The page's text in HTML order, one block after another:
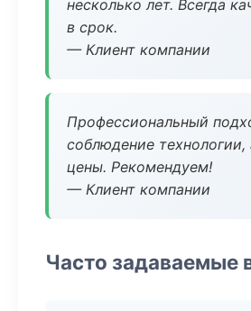
несколько лет. Всегда
в срок.
— Клиент компании
Профессиональный
соблюдение технологии,
цены. Рекомендуем!
— Клиент компании
Часто задаваемые